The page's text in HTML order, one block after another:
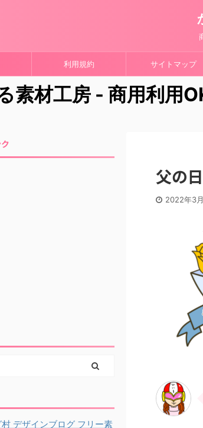
利用規約 サイトマップ
素材工房 - 商用利用
父の
2022年3